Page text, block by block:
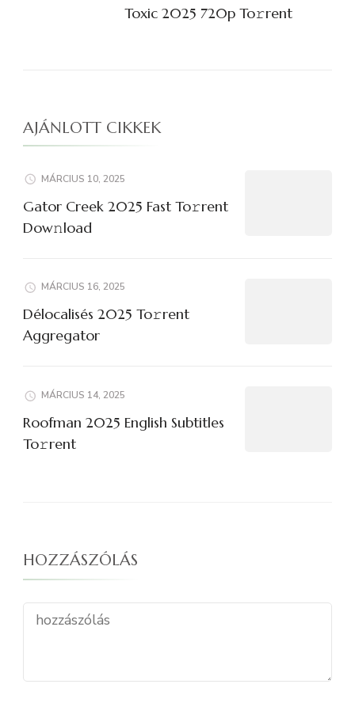
Toxic 2025 720p To𝚛rent
AJÁNLOTT CIKKEK
MÁRCIUS 10, 2025
Gator Creek 2025 Fast To𝚛rent
Dow𝚗load
MÁRCIUS 16, 2025
Délocalisés 2025 To𝚛rent
Aggregator
MÁRCIUS 14, 2025
Roofman 2025 English Subtitles
To𝚛rent
HOZZÁSZÓLÁS